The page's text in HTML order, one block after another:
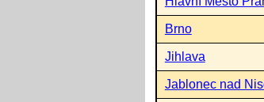
Brno
Jihlava
Jablonec nad